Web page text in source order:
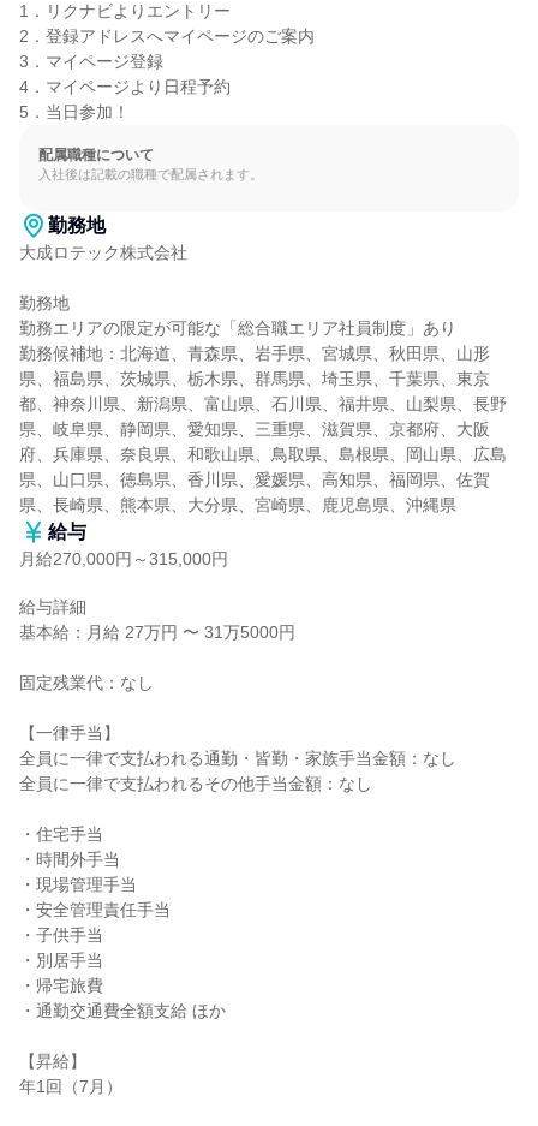
1．リクナビよりエントリー
2．登録アドレスへマイページのご案内
3．マイページ登録
4．マイページより日程予約
5．当日参加！
配属職種について
入社後は記載の職種で配属されます。
勤務地
大成ロテック株式会社
勤務地
勤務エリアの限定が可能な「総合職エリア社員制度」あり
勤務候補地：北海道、青森県、岩手県、宮城県、秋田県、山形
県、福島県、茨城県、栃木県、群馬県、埼玉県、千葉県、東京
都、神奈川県、新潟県、富山県、石川県、福井県、山梨県、長野
県、岐阜県、静岡県、愛知県、三重県、滋賀県、京都府、大阪
府、兵庫県、奈良県、和歌山県、鳥取県、島根県、岡山県、広島
県、山口県、徳島県、香川県、愛媛県、高知県、福岡県、佐賀
県、長崎県、熊本県、大分県、宮崎県、鹿児島県、沖縄県
給与
月給270,000円～315,000円
給与詳細
基本給：月給 27万円 〜 31万5000円
固定残業代：なし
【一律手当】
全員に一律で支払われる通勤・皆勤・家族手当金額：なし
全員に一律で支払われるその他手当金額：なし
・住宅手当
・時間外手当
・現場管理手当
・安全管理責任手当
・子供手当
・別居手当
・帰宅旅費
・通勤交通費全額支給 ほか
【昇給】
年1回（7月）